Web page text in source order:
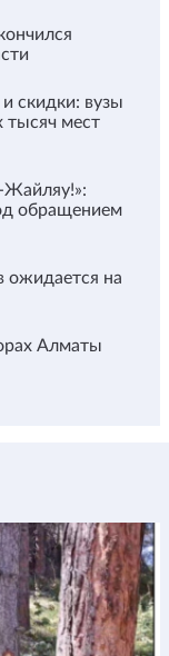
скидки: вузы
тысяч мест
Жайляу!»:
обращением
ожидается на
Алматы